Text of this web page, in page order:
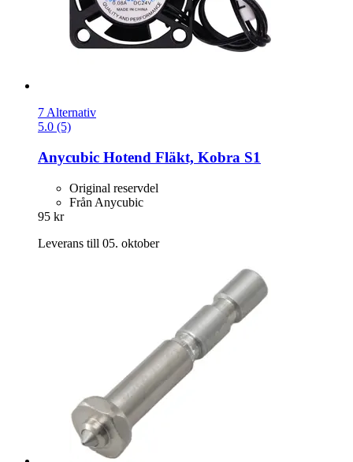
7 Alternativ
5.0 (5)
Anycubic Hotend Fläkt, Kobra S1
Original reservdel
Från Anycubic
95 kr
Leverans till 05. oktober